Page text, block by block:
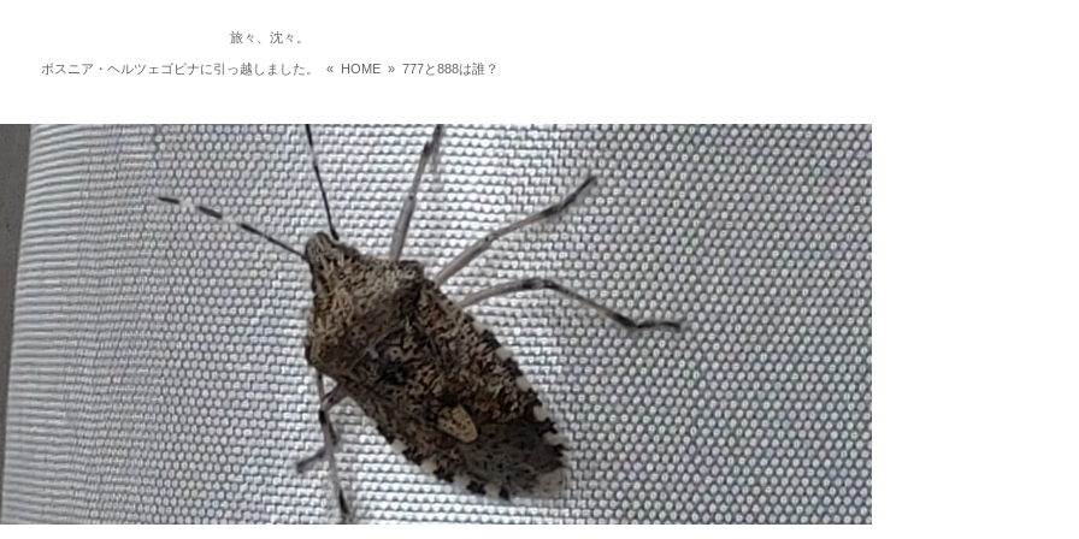
旅々、沈々。
ボスニア・ヘルツェゴビナに引っ越しました。 « HOME » 777と888は誰？